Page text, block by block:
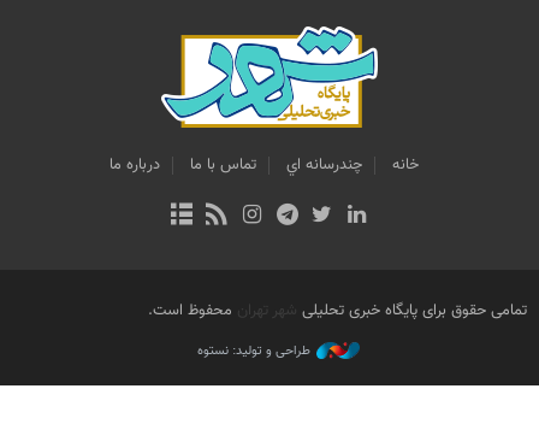
خانه چندرسانه اي تماس با ما درباره ما
تمامی حقوق برای پایگاه خبری تحلیلی شهر تهران محفوظ است.
طراحی و تولید: نستوه